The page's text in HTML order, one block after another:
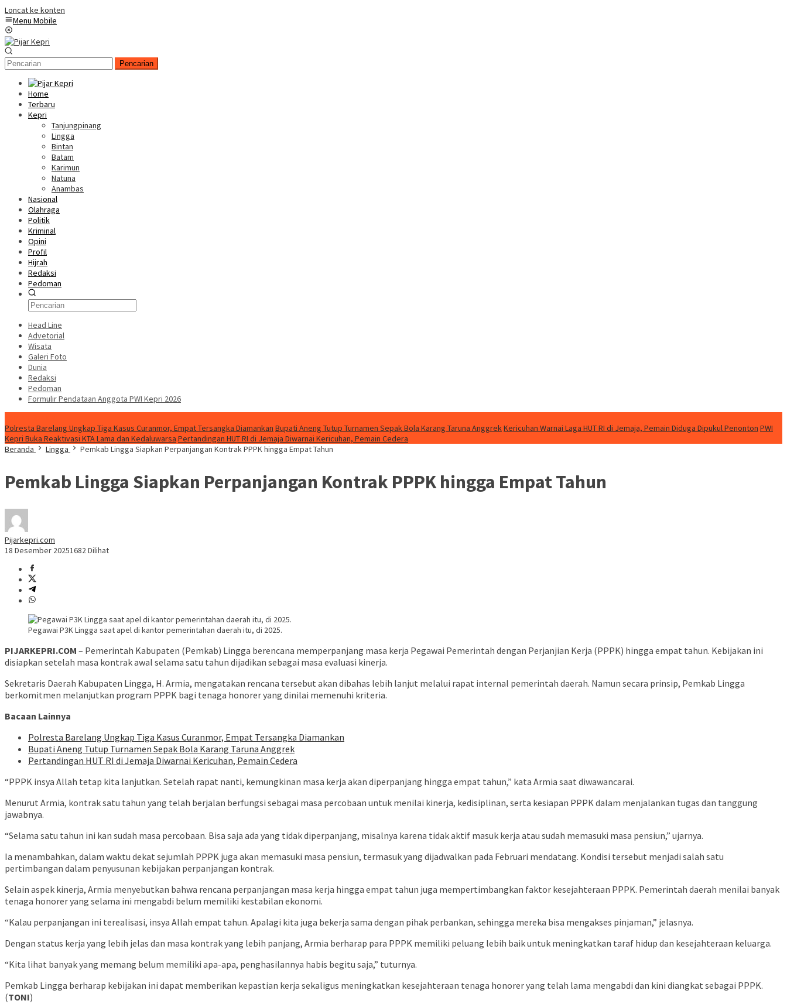
Loncat ke konten
Menu Mobile
Pencarian
Home
Terbaru
Kepri
Tanjungpinang
Lingga
Bintan
Batam
Karimun
Natuna
Anambas
Nasional
Olahraga
Politik
Kriminal
Opini
Profil
Hijrah
Redaksi
Pedoman
Head Line
Advetorial
Wisata
Galeri Foto
Dunia
Redaksi
Pedoman
Formulir Pendataan Anggota PWI Kepri 2026
Polresta Barelang Ungkap Tiga Kasus Curanmor, Empat Tersangka Diamankan Bupati Aneng Tutup Turnamen Sepak Bola Karang Taruna AnggrekKericuhan Warnai Laga HUT RI di Jemaja, Pemain Diduga Dipukul Penonton PWI
Kepri Buka Reaktivasi KTA Lama dan Kedaluwarsa Pertandingan HUT RI di Jemaja Diwarnai Kericuhan, Pemain Cedera
Beranda
Lingga Pemkab Lingga Siapkan Perpanjangan Kontrak PPPK hingga Empat Tahun
Pemkab Lingga Siapkan Perpanjangan Kontrak PPPK hingga Empat Tahun
Pijarkepri.com
18 Desember 20251682 Dilihat
Pegawai P3K Lingga saat apel di kantor pemerintahan daerah itu, di 2025.
PIJARKEPRI.COM – Pemerintah Kabupaten (Pemkab) Lingga berencana memperpanjang masa kerja Pegawai Pemerintah dengan Perjanjian Kerja (PPPK) hingga empat tahun. Kebijakan ini
disiapkan setelah masa kontrak awal selama satu tahun dijadikan sebagai masa evaluasi kinerja.
Sekretaris Daerah Kabupaten Lingga, H. Armia, mengatakan rencana tersebut akan dibahas lebih lanjut melalui rapat internal pemerintah daerah. Namun secara prinsip, Pemkab Lingga
berkomitmen melanjutkan program PPPK bagi tenaga honorer yang dinilai memenuhi kriteria.
Bacaan Lainnya
Polresta Barelang Ungkap Tiga Kasus Curanmor, Empat Tersangka Diamankan
Bupati Aneng Tutup Turnamen Sepak Bola Karang Taruna Anggrek
Pertandingan HUT RI di Jemaja Diwarnai Kericuhan, Pemain Cedera
“PPPK insya Allah tetap kita lanjutkan. Setelah rapat nanti, kemungkinan masa kerja akan diperpanjang hingga empat tahun,” kata Armia saat diwawancarai.
Menurut Armia, kontrak satu tahun yang telah berjalan berfungsi sebagai masa percobaan untuk menilai kinerja, kedisiplinan, serta kesiapan PPPK dalam menjalankan tugas dan tanggung
jawabnya.
“Selama satu tahun ini kan sudah masa percobaan. Bisa saja ada yang tidak diperpanjang, misalnya karena tidak aktif masuk kerja atau sudah memasuki masa pensiun,” ujarnya.
Ia menambahkan, dalam waktu dekat sejumlah PPPK juga akan memasuki masa pensiun, termasuk yang dijadwalkan pada Februari mendatang. Kondisi tersebut menjadi salah satu
pertimbangan dalam penyusunan kebijakan perpanjangan kontrak.
Selain aspek kinerja, Armia menyebutkan bahwa rencana perpanjangan masa kerja hingga empat tahun juga mempertimbangkan faktor kesejahteraan PPPK. Pemerintah daerah menilai banyak
tenaga honorer yang selama ini mengabdi belum memiliki kestabilan ekonomi.
“Kalau perpanjangan ini terealisasi, insya Allah empat tahun. Apalagi kita juga bekerja sama dengan pihak perbankan, sehingga mereka bisa mengakses pinjaman,” jelasnya.
Dengan status kerja yang lebih jelas dan masa kontrak yang lebih panjang, Armia berharap para PPPK memiliki peluang lebih baik untuk meningkatkan taraf hidup dan kesejahteraan keluarga.
“Kita lihat banyak yang memang belum memiliki apa-apa, penghasilannya habis begitu saja,” tuturnya.
Pemkab Lingga berharap kebijakan ini dapat memberikan kepastian kerja sekaligus meningkatkan kesejahteraan tenaga honorer yang telah lama mengabdi dan kini diangkat sebagai PPPK.
(TONI)